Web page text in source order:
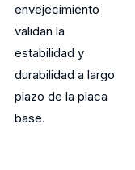
envejecimiento
validan la
estabilidad y
durabilidad a largo
plazo de la placa
base.